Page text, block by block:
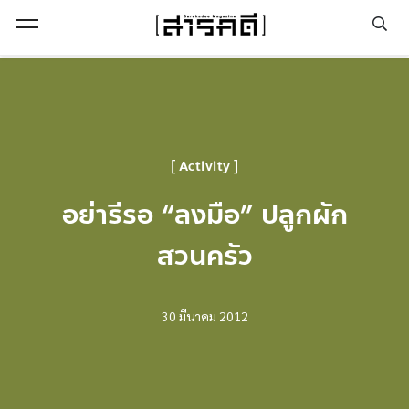
Activity
อย่ารีรอ “ลงมือ” ปลูกผัก
สวนครัว
30 มีนาคม 2012